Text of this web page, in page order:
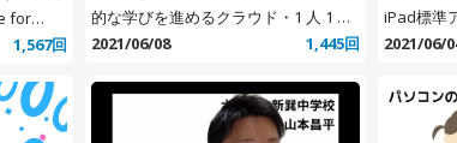
for
1,567回
的な学びを進めるクラウド・1 人 1 台
端末
2021/06/08 1,445回
iPad標準
本
2021/06/